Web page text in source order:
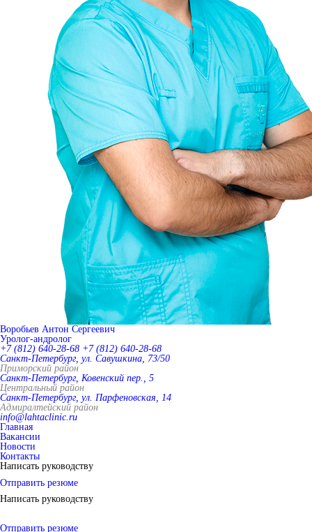
Воробьев Антон Сергеевич
Уролог-андролог
+7 (812) 640-28-68 +7 (812) 640-28-68
Санкт-Петербург, ул. Савушкина, 73/50
Приморский район
Санкт-Петербург, Ковенский пер., 5
Центральный район
Санкт-Петербург, ул. Парфеновская, 14
Адмиралтейский район
info@lahtaclinic.ru
Главная
Вакансии
Новости
Контакты
Написать руководству
Отправить резюме
Написать руководству
Отправить резюме